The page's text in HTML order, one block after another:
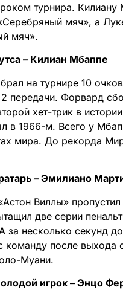
турнира. Килиану
мяч», а
мяч».
– Килиан Мбаппе
на турнире 10
передачи. Форвард
хет-трик в
в 1966-м. Всего у
мира. До рекорда
– Эмилиано
Виллы»
две серии
за несколько секунд
команду после выхода
Муани.
игрок – Энцо